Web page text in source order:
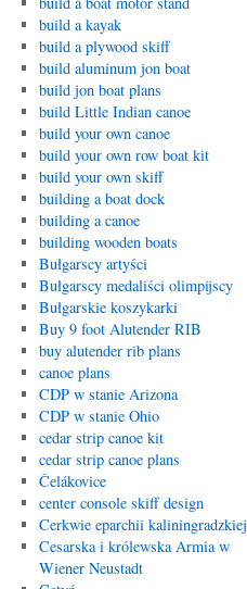
build a kayak
build a plywood skiff
build aluminum jon boat
build jon boat plans
build Little Indian canoe
build your own canoe
build your own row boat kit
build your own skiff
building a boat dock
building a canoe
building wooden boats
Bułgarscy artyści
Bułgarscy medaliści olimpijscy
Bułgarskie koszykarki
Buy 9 foot Alutender RIB
buy alutender rib plans
canoe plans
CDP w stanie Arizona
CDP w stanie Ohio
cedar strip canoe kit
cedar strip canoe plans
Čelákovice
center console skiff design
Cerkwie eparchii kaliningradzkiej
Cesarska i królewska Armia w
Wiener Neustadt